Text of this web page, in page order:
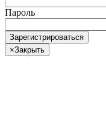
Пароль
Зарегистрироваться
×Закрыть